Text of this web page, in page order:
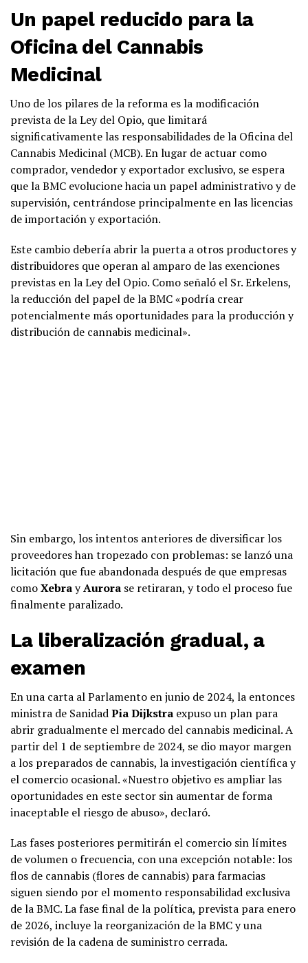
Un papel reducido para la
Oficina del Cannabis
Medicinal
Uno de los pilares de la reforma es la modificación
prevista de la Ley del Opio, que limitará
significativamente las responsabilidades de la Oficina del
Cannabis Medicinal (MCB). En lugar de actuar como
comprador, vendedor y exportador exclusivo, se espera
que la BMC evolucione hacia un papel administrativo y de
supervisión, centrándose principalmente en las licencias
de importación y exportación.
Este cambio debería abrir la puerta a otros productores y
distribuidores que operan al amparo de las exenciones
previstas en la Ley del Opio. Como señaló el Sr. Erkelens,
la reducción del papel de la BMC «podría crear
potencialmente más oportunidades para la producción y
distribución de cannabis medicinal».
Sin embargo, los intentos anteriores de diversificar los
proveedores han tropezado con problemas: se lanzó una
licitación que fue abandonada después de que empresas
comoXebrayAurora se retiraran, y todo el proceso fue
finalmente paralizado.
La liberalización gradual, a
examen
En una carta al Parlamento en junio de 2024, la entonces
ministra de SanidadPia Dijkstra expuso un plan para
abrir gradualmente el mercado del cannabis medicinal. A
partir del 1 de septiembre de 2024, se dio mayor margen
a los preparados de cannabis, la investigación científica y
el comercio ocasional. «Nuestro objetivo es ampliar las
oportunidades en este sector sin aumentar de forma
inaceptable el riesgo de abuso», declaró.
Las fases posteriores permitirán el comercio sin límites
de volumen o frecuencia, con una excepción notable: los
flos de cannabis (flores de cannabis) para farmacias
siguen siendo por el momento responsabilidad exclusiva
de la BMC. La fase final de la política, prevista para enero
de 2026, incluye la reorganización de la BMC y una
revisión de la cadena de suministro cerrada.